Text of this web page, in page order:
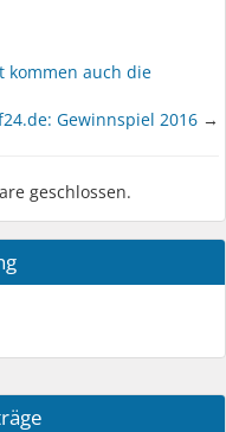
kommen auch die
Gewinnspiel 2016 →
geschlossen.